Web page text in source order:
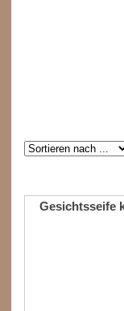
Gesichtsseife